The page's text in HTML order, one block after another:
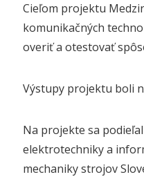
Cieľom projektu
komunikačných
overiť a otestovať
Výstupy projektu boli
Na projekte sa
elektrotechnikya
mechaniky strojov